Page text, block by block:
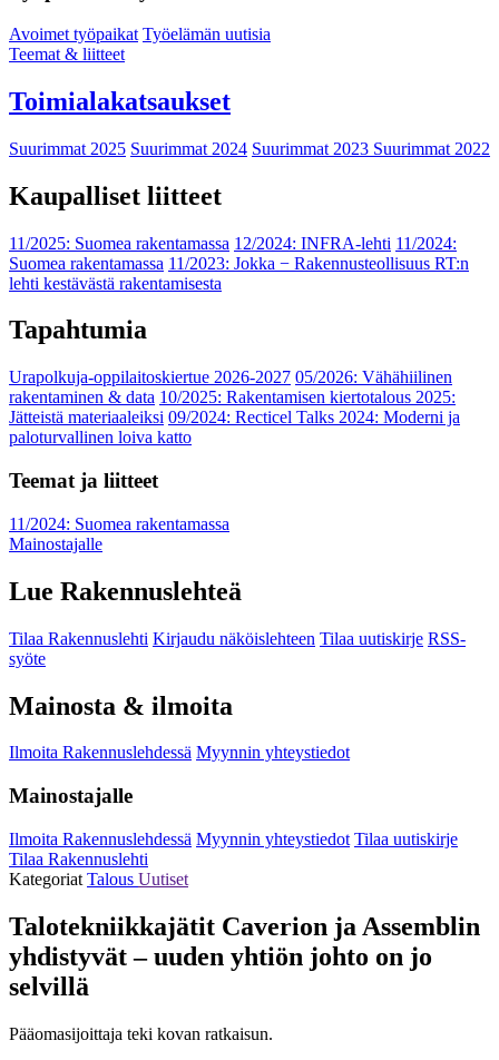
Avoimet työpaikat Työelämän uutisia
Teemat & liitteet
Toimialakatsaukset
Suurimmat 2025 Suurimmat 2024 Suurimmat 2023 Suurimmat 2022
Kaupalliset liitteet
11/2025: Suomea rakentamassa 12/2024: INFRA-lehti 11/2024:
Suomea rakentamassa 11/2023: Jokka − Rakennusteollisuus RT:n
lehti kestävästä rakentamisesta
Tapahtumia
Urapolkuja-oppilaitoskiertue 2026-2027 05/2026: Vähähiilinen
rakentaminen & data 10/2025: Rakentamisen kiertotalous 2025:
Jätteistä materiaaleiksi 09/2024: Recticel Talks 2024: Moderni ja
paloturvallinen loiva katto
Teemat ja liitteet
11/2024: Suomea rakentamassa
Mainostajalle
Lue Rakennuslehteä
Tilaa Rakennuslehti Kirjaudu näköislehteen Tilaa uutiskirje RSS-
syöte
Mainosta & ilmoita
Ilmoita Rakennuslehdessä Myynnin yhteystiedot
Mainostajalle
Ilmoita Rakennuslehdessä Myynnin yhteystiedot Tilaa uutiskirje
Tilaa Rakennuslehti
Kategoriat Talous Uutiset
Talotekniikkajätit Caverion ja Assemblin
yhdistyvät – uuden yhtiön johto on jo
selvillä
Pääomasijoittaja teki kovan ratkaisun.